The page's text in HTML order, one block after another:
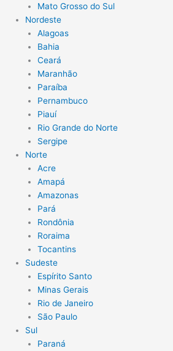
Mato Grosso do Sul
Nordeste
Alagoas
Bahia
Ceará
Maranhão
Paraíba
Pernambuco
Piauí
Rio Grande do Norte
Sergipe
Norte
Acre
Amapá
Amazonas
Pará
Rondônia
Roraima
Tocantins
Sudeste
Espírito Santo
Minas Gerais
Rio de Janeiro
São Paulo
Sul
Paraná